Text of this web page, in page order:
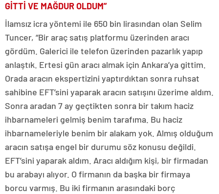
GİTTİ VE MAĞDUR OLDUM”
İlamsız icra yöntemi ile 650 bin lirasından olan Selim
Tuncer, “Bir araç satış platformu üzerinden aracı
gördüm. Galerici ile telefon üzerinden pazarlık yapıp
anlaştık. Ertesi gün aracı almak için Ankara’ya gittim.
Orada aracın ekspertizini yaptırdıktan sonra ruhsat
sahibine EFT’sini yaparak aracın satışını üzerime aldım.
Sonra aradan 7 ay geçtikten sonra bir takım haciz
ihbarnameleri gelmiş benim tarafıma. Bu haciz
ihbarnameleriyle benim bir alakam yok. Almış olduğum
aracın satışa engel bir durumu söz konusu değildi.
EFT’sini yaparak aldım. Aracı aldığım kişi, bir firmadan
bu arabayı alıyor. O firmanın da başka bir firmaya
borcu varmış. Bu iki firmanın arasındaki borç